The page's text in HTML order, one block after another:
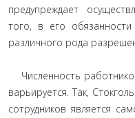
предупреждает
того, в его
различного рода
Численность
варьируется. Так,
сотрудников является